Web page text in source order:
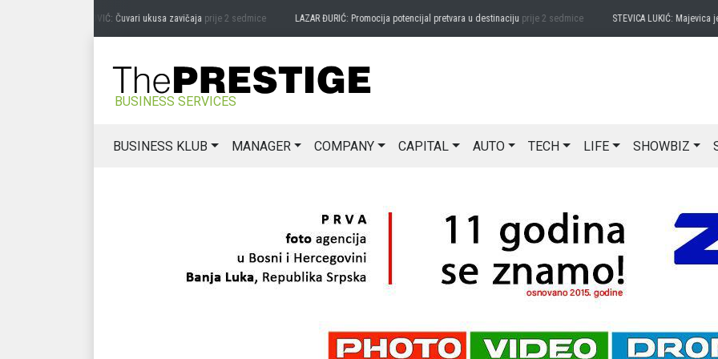
PREDRAG MIĆANOVIĆ: Čuvari ukusa zavičajaprije 2 sedmice LAZAR ĐURIĆ: Promocija potencijal pretvara u destinacijuprije 2 sedmice STEVICA LUKIĆ: Majevica je
BUSINESS SERVICES
BUSINESS KLUB MANAGER COMPANY CAPITAL AUTO TECH LIFE SHOWBIZ